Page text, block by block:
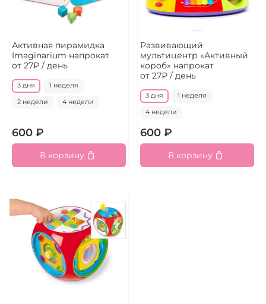
Активная пирамидка
Imaginarium напрокат
от 27₽ / день
3 дня 1 неделя
2 недели 4 недели
600 ₽
В корзину
Развивающий
мультицентр «Активный
короб» напрокат
от 27₽ / день
3 дня 1 неделя
4 недели
600 ₽
В корзину